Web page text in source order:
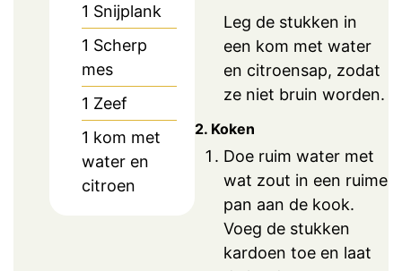
1 Snijplank
1 Scherp
mes
1 Zeef
1 kom met
water en
citroen
Leg de stukken in
een kom met water
en citroensap, zodat
ze niet bruin worden.
2. Koken
Doe ruim water met
wat zout in een ruime
pan aan de kook.
Voeg de stukken
kardoen toe en laat